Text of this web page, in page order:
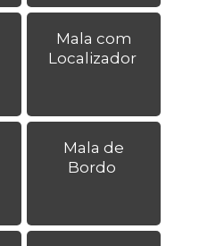
Mala com
Localizador
Mala de
Bordo